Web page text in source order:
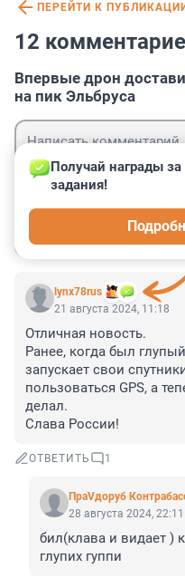
ПЕРЕЙТИ К ПУБЛИКАЦИИ
12
Впервые дрон
на пик Эльбруса
lynx78rus
Получай награды
задания!
21 августа 2024, 11:18
Отличная новость.
Ранее, когда был
запускает свои
пользоваться GPS, а
делал.
Слава России!
ОТВЕТИТЬ 1
ПраVдоруб
28 августа 2024, 22:11
бил(клава и видает )
глупих гуппи